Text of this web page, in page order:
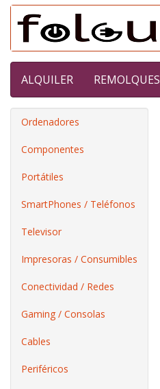
ALQUILER REMOLQUES
Ordenadores
Componentes
Portátiles
SmartPhones / Teléfonos
Televisor
Impresoras / Consumibles
Conectividad / Redes
Gaming / Consolas
Cables
Periféricos